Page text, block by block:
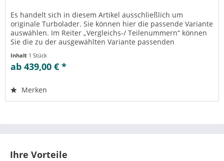
Es handelt sich in diesem Artikel ausschließlich um
originale Turbolader. Sie können hier die passende Variante
auswählen. Im Reiter „Vergleichs-/ Teilenummern“ können
Sie die zu der ausgewählten Variante passenden
Inhalt 1 Stück
ab 439,00 € *
Merken
Ihre Vorteile